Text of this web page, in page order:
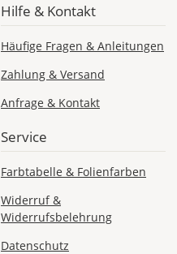
Hilfe & Kontakt
Häufige Fragen & Anleitungen
Zahlung & Versand
Anfrage & Kontakt
Service
Farbtabelle & Folienfarben
Widerruf &
Widerrufsbelehrung
Datenschutz